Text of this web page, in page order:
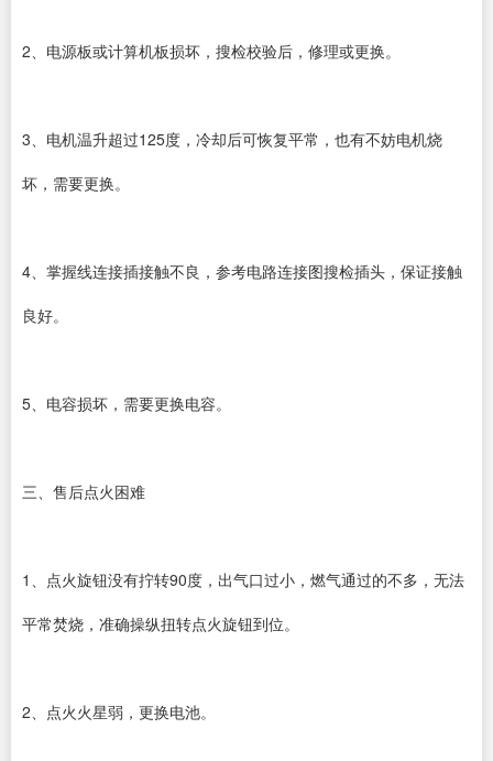
2、电源板或计算机板损坏，搜检校验后，修理或更换。
3、电机温升超过125度，冷却后可恢复平常，也有不妨电机烧
坏，需要更换。
4、掌握线连接插接触不良，参考电路连接图搜检插头，保证接触
良好。
5、电容损坏，需要更换电容。
三、售后点火困难
1、点火旋钮没有拧转90度，出气口过小，燃气通过的不多，无法
平常焚烧，准确操纵扭转点火旋钮到位。
2、点火火星弱，更换电池。